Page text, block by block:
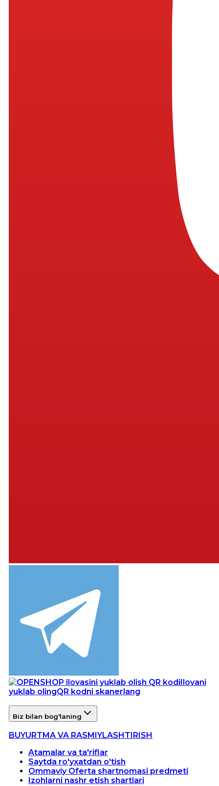
Ilovani
yuklab olingQR kodni skanerlang
Biz bilan bog'laning
BUYURTMA VA RASMIYLASHTIRISH
Atamalar va ta'riflar
Saytda ro'yxatdan o'tish
Ommaviy Oferta shartnomasi predmeti
Izohlarni nashr etish shartlari